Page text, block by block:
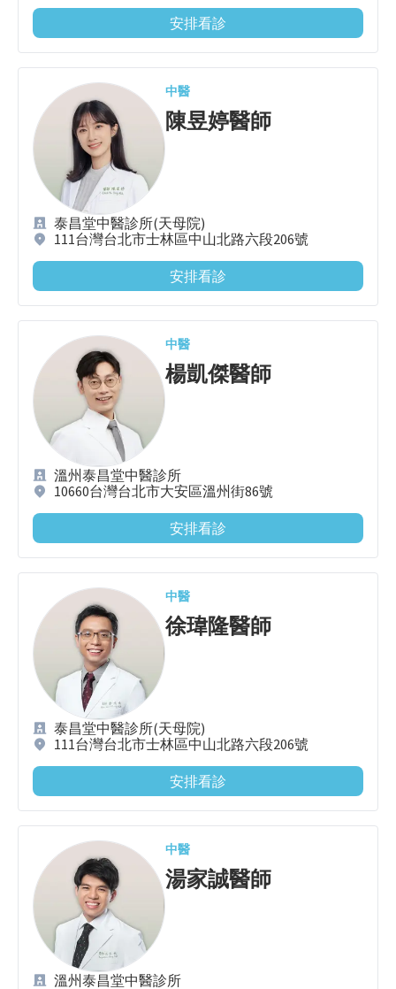
安排看診
中醫
陳昱婷醫師
泰昌堂中醫診所(天母院)
111台灣台北市士林區中山北路六段206號
安排看診
中醫
楊凱傑醫師
溫州泰昌堂中醫診所
10660台灣台北市大安區溫州街86號
安排看診
中醫
徐瑋隆醫師
泰昌堂中醫診所(天母院)
111台灣台北市士林區中山北路六段206號
安排看診
中醫
湯家誠醫師
溫州泰昌堂中醫診所